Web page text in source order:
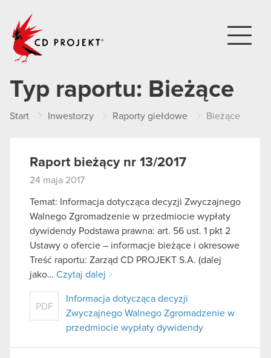
Typ raportu: Bieżące
Start Inwestorzy Raporty giełdowe Bieżące
Raport bieżący nr 13/2017
24 maja 2017
Temat: Informacja dotycząca decyzji Zwyczajnego
Walnego Zgromadzenie w przedmiocie wypłaty
dywidendy Podstawa prawna: art. 56 ust. 1 pkt 2
Ustawy o ofercie – informacje bieżące i okresowe
Treść raportu: Zarząd CD PROJEKT S.A. (dalej
jako… Czytaj dalej
PDF
Informacja dotycząca decyzji
Zwyczajnego Walnego Zgromadzenie w
przedmiocie wypłaty dywidendy